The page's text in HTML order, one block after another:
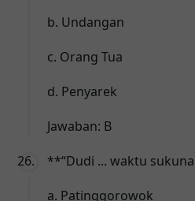
b. Undangan
c. Orang Tua
d. Penyarek
Jawaban: B
**“Dudi ... waktu
a. Patinggorowok